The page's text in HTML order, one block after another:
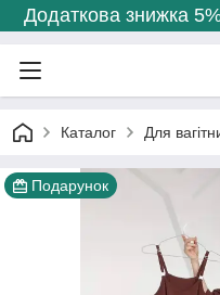
Додаткова знижка
Каталог Для
Подарунок